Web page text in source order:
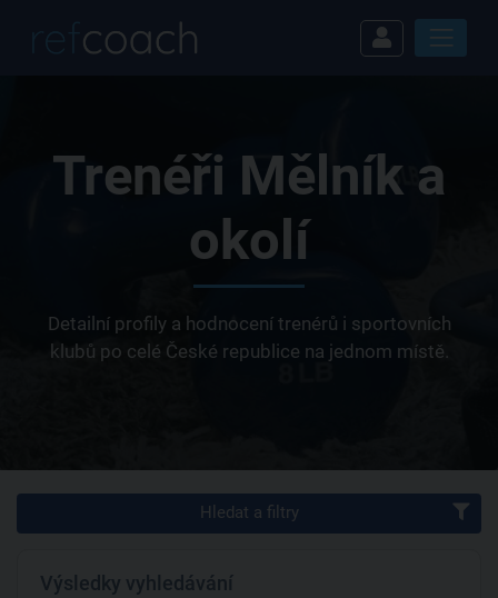
Trenéři Mělník a
okolí
Detailní profily a hodnocení trenérů i sportovních
klubů po celé České republice na jednom místě.
Hledat a filtry
Výsledky vyhledávání